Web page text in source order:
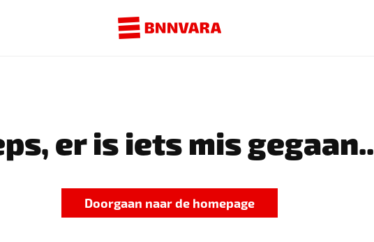
er is iets mis gegaan..
Doorgaan naar de homepage